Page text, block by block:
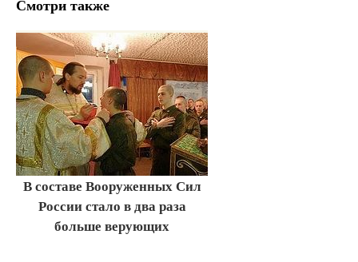
Смотри также
В составе Вооруженных Сил
России стало в два раза
больше верующих